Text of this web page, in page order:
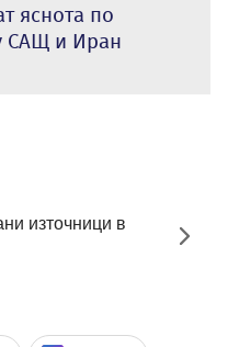
яснота по
САЩ и Иран
източници в